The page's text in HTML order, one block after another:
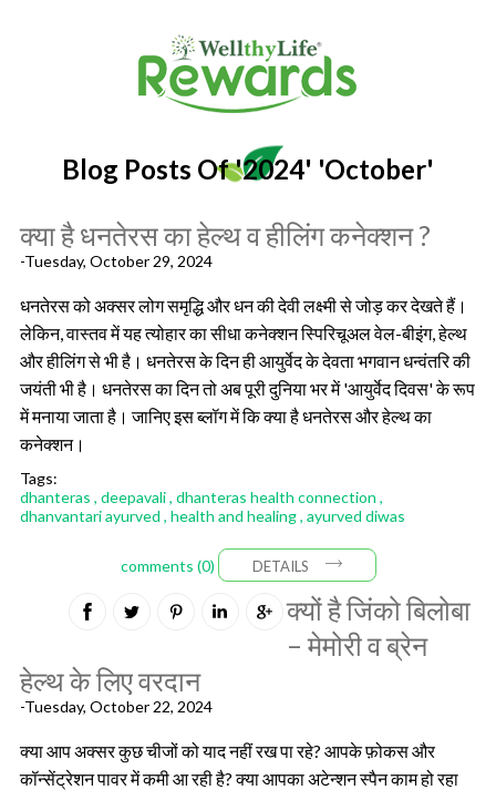
Blog Posts Of '2024' 'October'
क्या है धनतेरस का हेल्थ व हीलिंग कनेक्शन ?
-Tuesday, October 29, 2024
धनतेरस को अक्सर लोग समृद्धि और धन की देवी लक्ष्मी से जोड़ कर देखते हैं।
लेकिन, वास्तव में यह त्योहार का सीधा कनेक्शन स्पिरिचूअल वेल-बीइंग, हेल्थ
और हीलिंग से भी है। धनतेरस के दिन ही आयुर्वेद के देवता भगवान धन्वंतरि की
जयंती भी है। धनतेरस का दिन तो अब पूरी दुनिया भर में 'आयुर्वेद दिवस' के रूप
में मनाया जाता है। जानिए इस ब्लॉग में कि क्या है धनतेरस और हेल्थ का
कनेक्शन।
Tags:
dhanteras , deepavali, dhanteras health connection ,
dhanvantari ayurved , health and healing, ayurved diwas
comments (0) DETAILS
क्यों है जिंको बिलोबा
– मेमोरी व ब्रेन
हेल्थ के लिए वरदान
-Tuesday, October 22, 2024
क्या आप अक्सर कुछ चीजों को याद नहीं रख पा रहे? आपके फ़ोकस और
कॉन्सेंट्रेशन पावर में कमी आ रही है? क्या आपका अटेन्शन स्पैन काम हो रहा